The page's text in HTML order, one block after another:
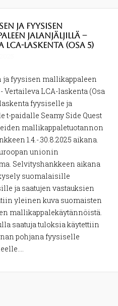
ja fyysisen
jalanjäljillä –
LCA-laskenta (Osa 5)
ja fyysisen mallikappaleen
LCA-laskenta (Osa
fyysiselle ja
t-paidalle Seamy Side Quest
mallikappaletuotannon
1.4.-.30.8.2025 aikana.
unionin
Selvityshankkeen aikana
suomalaisille
ja saatujen vastauksien
yleinen kuva suomaisten
mallikappalekäytännöistä.
saatuja tuloksia käytettiin
pohjana fyysiselle